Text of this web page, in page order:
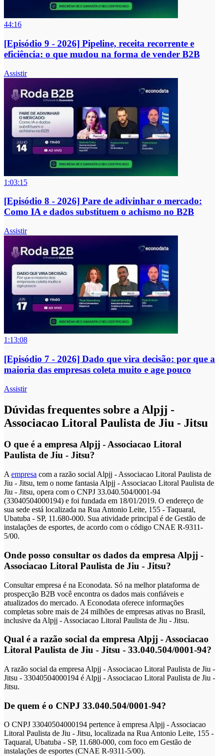
44:16
[Episódio 9 - 2026] Pipeline, receita recorrente e
eficiência: o que mudou na forma de vender B2B
Assistir
1:03:15
[Episódio 8 - 2026] Pare de adivinhar o mercado:
Como IA e dados substituem o achismo no B2B
Assistir
1:13:08
[Episódio 7 - 2026] Dado que vira decisão: por que a
maioria das empresas coleta muito e age pouco
Assistir
Dúvidas frequentes sobre a Alpjj -
Associacao Litoral Paulista de Jiu - Jitsu
O que é a empresa Alpjj - Associacao Litoral
Paulista de Jiu - Jitsu?
A empresa com a razão social Alpjj - Associacao Litoral Paulista de
Jiu - Jitsu, tem o nome fantasia Alpjj - Associacao Litoral Paulista de
Jiu - Jitsu, opera com o CNPJ 33.040.504/0001-94
(33040504000194) e foi fundada em 18/01/2019. O endereço de
sua sede está localizada na Rua Antonio Leite, 155 - Taquaral,
Ubatuba - SP, 11.680-000. Sua atividade principal é de Gestão de
instalações de esportes, de acordo com o código CNAE R-9311-
5/00.
Onde posso consultar os dados da empresa Alpjj -
Associacao Litoral Paulista de Jiu - Jitsu?
Consultar empresa é na Econodata. Só na melhor plataforma de
prospecção B2B você encontra os dados mais confiáveis e
atualizados do mercado. A Econodata oferece informações
completas sobre mais de 24 milhões de empresas ativas no Brasil,
inclusive da Alpjj - Associacao Litoral Paulista de Jiu - Jitsu.
Qual é a razão social da empresa Alpjj - Associacao
Litoral Paulista de Jiu - Jitsu - 33.040.504/0001-94?
A razão social da empresa Alpjj - Associacao Litoral Paulista de Jiu -
Jitsu - 33040504000194 é Alpjj - Associacao Litoral Paulista de Jiu -
Jitsu.
De quem é o CNPJ 33.040.504/0001-94?
O CNPJ 33040504000194 pertence à empresa Alpjj - Associacao
Litoral Paulista de Jiu - Jitsu, localizada na Rua Antonio Leite, 155 -
Taquaral, Ubatuba - SP, 11.680-000, com foco em Gestão de
instalações de esportes (CNAE R-9311-5/00).